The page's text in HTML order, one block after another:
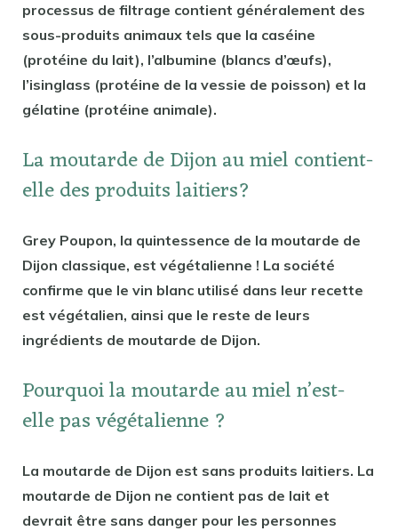
processus de filtrage contient généralement des
sous-produits animaux tels que la caséine
(protéine du lait), l’albumine (blancs d’œufs),
l’isinglass (protéine de la vessie de poisson) et la
gélatine (protéine animale).
La moutarde de Dijon au miel contient-
elle des produits laitiers?
Grey Poupon, la quintessence de la moutarde de
Dijon classique, est végétalienne ! La société
confirme que le vin blanc utilisé dans leur recette
est végétalien, ainsi que le reste de leurs
ingrédients de moutarde de Dijon.
Pourquoi la moutarde au miel n’est-
elle pas végétalienne ?
La moutarde de Dijon est sans produits laitiers. La
moutarde de Dijon ne contient pas de lait et
devrait être sans danger pour les personnes